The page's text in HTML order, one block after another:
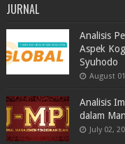
JURNAL
Analisis
Aspek
Syuhodo
August
Analisis
dalam
July 02,